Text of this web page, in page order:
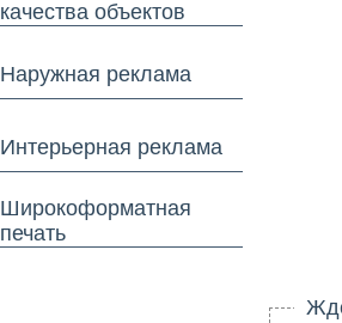
качества объектов
Наружная реклама
Интерьерная реклама
Широкоформатная
печать